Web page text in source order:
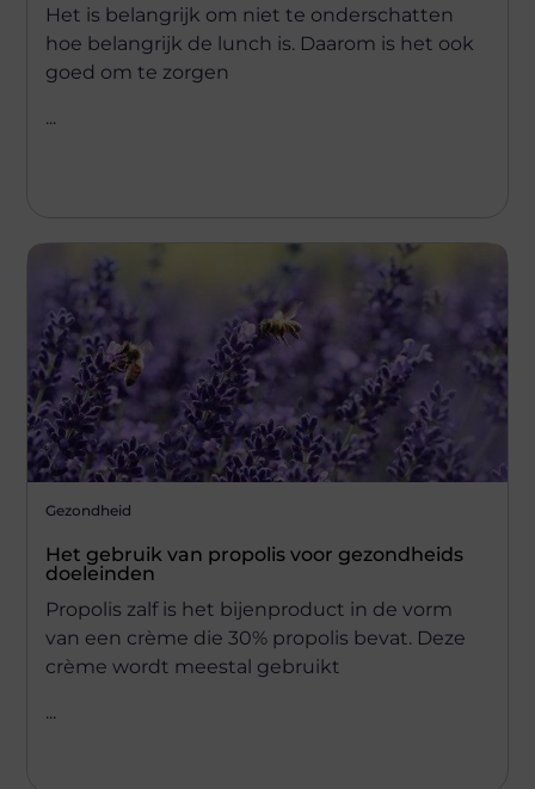
Het is belangrijk om niet te onderschatten
hoe belangrijk de lunch is. Daarom is het ook
goed om te zorgen
...
Gezondheid
Het gebruik van propolis voor gezondheids
doeleinden
Propolis zalf is het bijenproduct in de vorm
van een crème die 30% propolis bevat. Deze
crème wordt meestal gebruikt
...